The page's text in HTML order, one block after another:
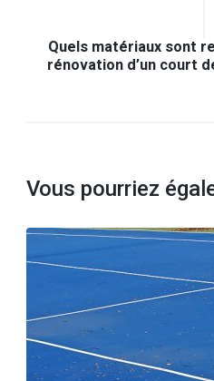
Quels matériaux sont
rénovation d’un court
Vous pourriez